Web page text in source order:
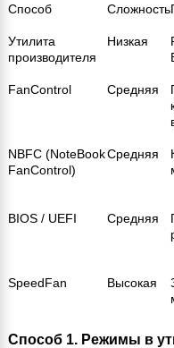
Способ Сложность
Утилита
производителя
Низкая
FanControl
Средняя
NBFC (NoteBook
FanControl)
Средняя
BIOS / UEFI
Средняя
SpeedFan
Высокая
Способ 1. Режимы в